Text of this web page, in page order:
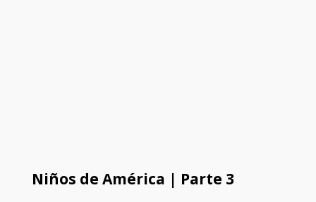
Niños de América | Parte 3